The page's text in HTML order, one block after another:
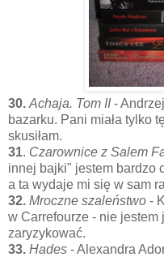
30. Achaja. Tom II-
bazarku. Pani miała tylko
skusiłam.
31. Czarownice z Salem
innej bajki" jestem bardzo
a ta wydaje mi się w sam
32. Mroczne szaleństwo -
w Carrefourze - nie jestem
zaryzykować.
33. Hades - Alexandra